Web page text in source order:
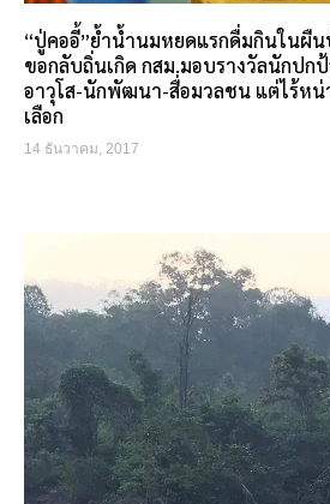
“ปู่คออี้”ย้ำน้ำนมหยดแรกดื่มกินในผืน
ขอกลับถิ่นเกิด กสม.มอบรางวัลนักป
อาวุโส-นักพัฒนา-สื่อมวลชน แต่ไร้หน่
เลือก
14 ธันวาคม, 2017